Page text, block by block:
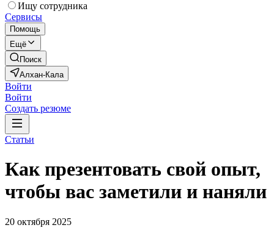
Ищу сотрудника
Сервисы
Помощь
Ещё
Поиск
Алхан-Кала
Войти
Войти
Создать резюме
Статьи
Как презентовать свой опыт,
чтобы вас заметили и наняли
20 октября 2025